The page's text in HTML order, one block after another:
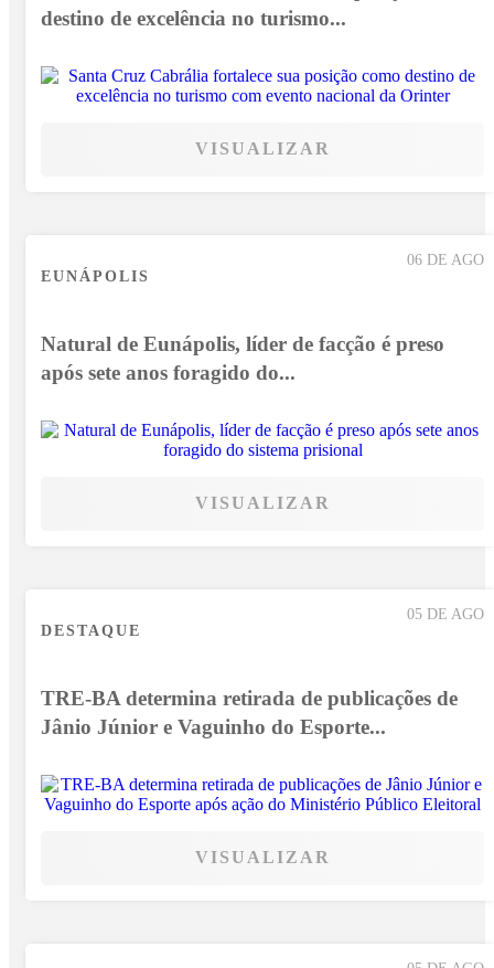
destino de excelência no turismo...
VISUALIZAR
06 DE AGO
EUNÁPOLIS
Natural de Eunápolis, líder de facção é preso
após sete anos foragido do...
VISUALIZAR
05 DE AGO
DESTAQUE
TRE-BA determina retirada de publicações de
Jânio Júnior e Vaguinho do Esporte...
VISUALIZAR